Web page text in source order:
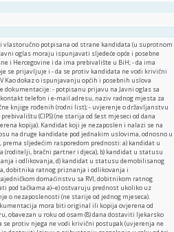
potpisana od strane kandidata (u suprotnom
oglas moraju ispunjavati sljedeće opće i posebne
i Hercegovine i da ima prebivalište u BiH; - da ima
se prijavljuje i - da se protiv kandidata ne vodi krivični
Kao dokaz o ispunjavanju općih i posebnih uslova
- potpisanu prijavu na Javni oglas sa
telefon i e-mail adresu, naziv radnog mjesta za
knjige rođenih (rodni list); - uvjerenje o državljanstvu
(CIPS) (ne starija od šest mjeseci od dana
kopija). Kandidat koji je nezaposlen i nalazi se na
na druge kandidate pod jednakim uslovima, odnosno u
sljedećim rasporedom prednosti: a) kandidat u
(roditelji, bračni partner i djeca), b) kandidat u statusu
i odlikovanja, d) kandidat u statusu demobilisanog
dobitnika ratnog priznanja i odlikovanja i
domaćinstvu sa RVI, dobitnikom ratnog
pod tačkama a)–e) ostvaruju prednost ukoliko uz
o nezaposlenosti (ne starije od jednog mjeseca).
mora biti original ili kopija ovjerena od
obavezan u roku od osam (8) dana dostaviti ljekarsko
protiv njega ne vodi krivični postupak (uvjerenja ne